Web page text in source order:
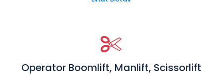
Operator Boomlift, Manlift, Scissorlift